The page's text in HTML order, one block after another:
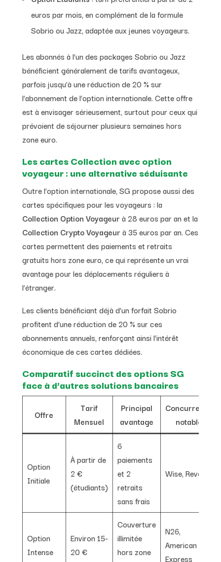
euros par mois, en complément de la formule
Sobrio ou Jazz, adaptée aux jeunes voyageurs.
Les abonnés à l’un des packages Sobrio ou Jazz
bénéficient généralement de tarifs avantageux,
parfois jusqu’à une réduction de 20 % sur
l’abonnement de l’option internationale. Cette offre
est à envisager sérieusement, surtout pour ceux qui
prévoient de séjourner plusieurs semaines hors
zone euro.
Les cartes Collection avec option
voyageur : une alternative séduisante
Outre l’option internationale, SG propose aussi des
cartes spécifiques pour les voyageurs : la
Collection Option Voyageur à 28 euros par an et la
Collection Crypto Voyageur à 35 euros par an. Ces
cartes permettent des paiements et retraits
gratuits hors zone euro, ce qui représente un vrai
avantage pour les déplacements réguliers à
l’étranger.
Les clients bénéficiant déjà d’un forfait Sobrio
profitent d’une réduction de 20 % sur ces
abonnements annuels, renforçant ainsi l’intérêt
économique de ces cartes dédiées.
Comparatif succinct des options SG
face à d’autres solutions bancaires
Offre
Tarif
Mensuel
Principal
avantage
Concurrence
notable
Option
Initiale
À partir de
2 €
(étudiants)
6
paiements
et 2
retraits
sans frais
Wise, Revolut
Option
Intense
Environ 15-
20 €
Couverture
illimitée
hors zone
N26,
American
Express